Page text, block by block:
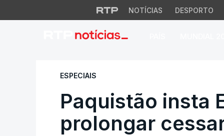
NOTÍCIAS DESPORTO
Paquistão insta
ESPECIAIS
Paquistão insta
prolongar